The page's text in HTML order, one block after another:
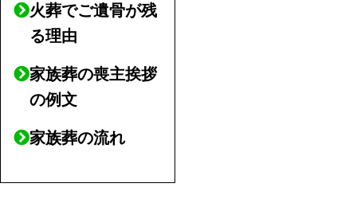
火葬でご遺骨が残
る理由
家族葬の喪主挨拶
の例文
家族葬の流れ